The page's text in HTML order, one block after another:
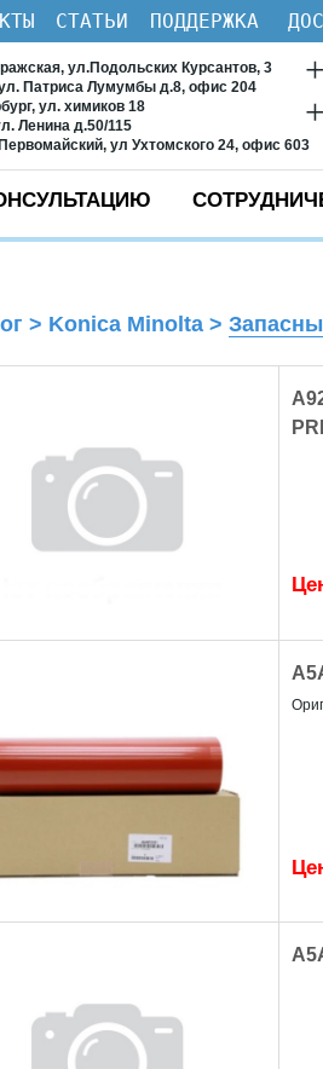
СТАТЬИ ПОДДЕРЖКА
ул.Подольских Курсантов, 3
Патриса Лумумбы д.8, офис 204
ул. химиков 18
Ленина д.50/115
ул Ухтомского 24, офис 603
> Konica Minolta >